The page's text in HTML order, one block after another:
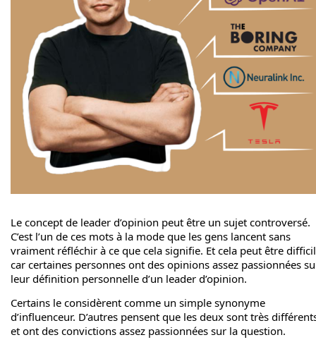
Le concept de leader d’opinion peut être un sujet controversé.
C’est l’un de ces mots à la mode que les gens lancent sans
vraiment réfléchir à ce que cela signifie. Et cela peut être
car certaines personnes ont des opinions assez passionnées
leur définition personnelle d’un leader d’opinion.
Certains le considèrent comme un simple synonyme
d’influenceur. D’autres pensent que les deux sont très
et ont des convictions assez passionnées sur la question.